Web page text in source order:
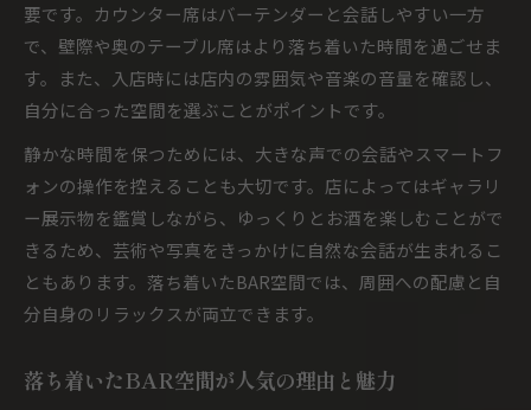
要です。カウンター席はバーテンダーと会話しやすい一方
で、壁際や奥のテーブル席はより落ち着いた時間を過ごせま
す。また、入店時には店内の雰囲気や音楽の音量を確認し、
自分に合った空間を選ぶことがポイントです。
静かな時間を保つためには、大きな声での会話やスマートフ
ォンの操作を控えることも大切です。店によってはギャラリ
ー展示物を鑑賞しながら、ゆっくりとお酒を楽しむことがで
きるため、芸術や写真をきっかけに自然な会話が生まれるこ
ともあります。落ち着いたBAR空間では、周囲への配慮と自
分自身のリラックスが両立できます。
落ち着いたBAR空間が人気の理由と魅力